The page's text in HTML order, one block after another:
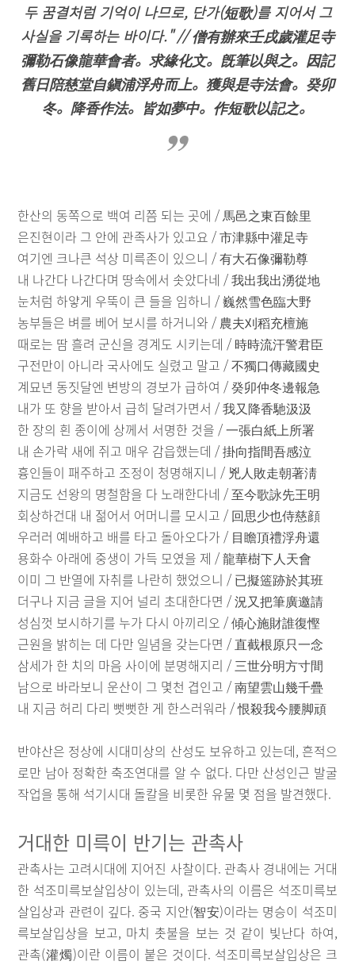
두 꿈결처럼 기억이 나므로, 단가(短歌)를 지어서 그
사실을 기록하는 바이다." // 僧有辦來壬戌歲灌足寺
彌勒石像龍華會者。求緣化文。旣筆以與之。因記
舊日陪慈堂自鎭浦浮舟而上。獲與是寺法會。癸卯
冬。降香作法。皆如夢中。作短歌以記之。
한산의 동쪽으로 백여 리쯤 되는 곳에 / 馬邑之東百餘里
은진현이라 그 안에 관족사가 있고요 / 市津縣中灌足寺
여기엔 크나큰 석상 미륵존이 있으니 / 有大石像彌勒尊
내 나간다 나간다며 땅속에서 솟았다네 / 我出我出湧從地
눈처럼 하얗게 우뚝이 큰 들을 임하니 / 巍然雪色臨大野
농부들은 벼를 베어 보시를 하거니와 / 農夫刈稻充檀施
때로는 땀 흘려 군신을 경계도 시키는데 / 時時流汗警君臣
구전만이 아니라 국사에도 실렸고 말고 / 不獨口傳藏國史
계묘년 동짓달엔 변방의 경보가 급하여 / 癸卯仲冬邊報急
내가 또 향을 받아서 급히 달려가면서 / 我又降香馳汲汲
한 장의 흰 종이에 상께서 서명한 것을 / 一張白紙上所署
내 손가락 새에 쥐고 매우 감읍했는데 / 掛向指間吾感泣
흉인들이 패주하고 조정이 청명해지니 / 兇人敗走朝著淸
지금도 선왕의 명철함을 다 노래한다네 / 至今歌詠先王明
회상하건대 내 젊어서 어머니를 모시고 / 回思少也侍慈顔
우러러 예배하고 배를 타고 돌아오다가 / 目瞻頂禮浮舟還
용화수 아래에 중생이 가득 모였을 제 / 龍華樹下人天會
이미 그 반열에 자취를 나란히 했었으니 / 已擬簉跡於其班
더구나 지금 글을 지어 널리 초대한다면 / 況又把筆廣邀請
성심껏 보시하기를 누가 다시 아끼리오 / 傾心施財誰復慳
근원을 밝히는 데 다만 일념을 갖는다면 / 直截根原只一念
삼세가 한 치의 마음 사이에 분명해지리 / 三世分明方寸間
남으로 바라보니 운산이 그 몇천 겹인고 / 南望雲山幾千疊
내 지금 허리 다리 뻣뻣한 게 한스러워라 / 恨殺我今腰脚頑
반야산은 정상에 시대미상의 산성도 보유하고 있는데, 흔적으
로만 남아 정확한 축조연대를 알 수 없다. 다만 산성인근 발굴
작업을 통해 석기시대 돌칼을 비롯한 유물 몇 점을 발견했다.
거대한 미륵이 반기는 관촉사
관촉사는 고려시대에 지어진 사찰이다. 관촉사 경내에는 거대
한 석조미륵보살입상이 있는데, 관촉사의 이름은 석조미륵보
살입상과 관련이 깊다. 중국 지안(智安)이라는 명승이 석조미
륵보살입상을 보고, 마치 촛불을 보는 것 같이 빛난다 하여,
관촉(灌燭)이란 이름이 붙은 것이다. 석조미륵보살입상은 크